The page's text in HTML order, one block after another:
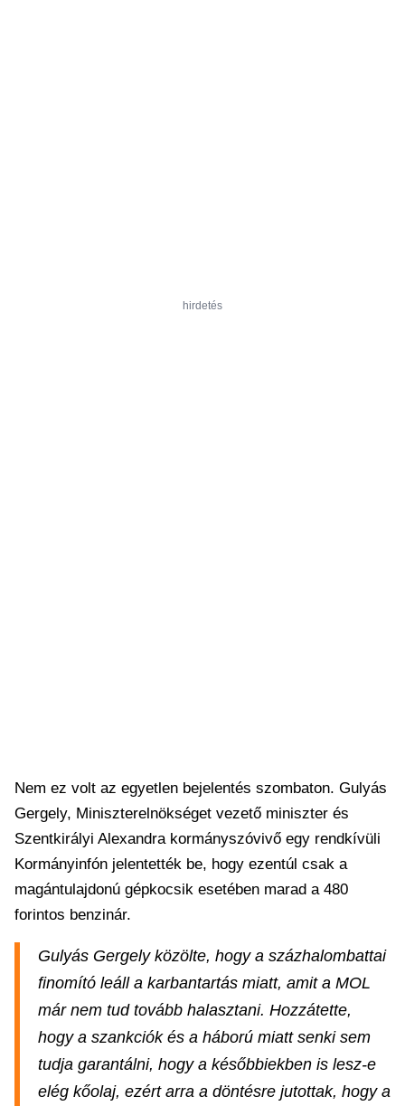
hirdetés
Nem ez volt az egyetlen bejelentés szombaton. Gulyás
Gergely, Miniszterelnökséget vezető miniszter és
Szentkirályi Alexandra kormányszóvivő egy rendkívüli
Kormányinfón jelentették be, hogy ezentúl csak a
magántulajdonú gépkocsik esetében marad a 480
forintos benzinár.
Gulyás Gergely közölte, hogy a százhalombattai
finomító leáll a karbantartás miatt, amit a MOL
már nem tud tovább halasztani. Hozzátette,
hogy a szankciók és a háború miatt senki sem
tudja garantálni, hogy a későbbiekben is lesz-e
elég kőolaj, ezért arra a döntésre jutottak, hogy a